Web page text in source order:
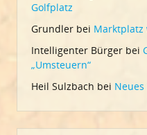
Golfplatz
Grundler bei Marktplatz
Intelligenter Bürger bei
„Umsteuern“
Heil Sulzbach bei Neues